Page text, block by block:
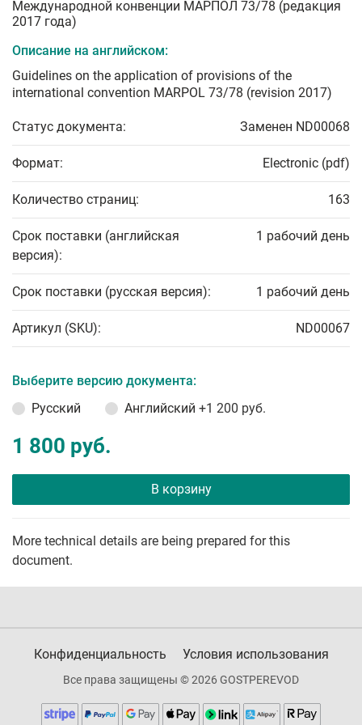
Международной конвенции МАРПОЛ 73/78 (редакция
2017 года)
Описание на английском:
Guidelines on the application of provisions of the
international convention MARPOL 73/78 (revision 2017)
Статус документа: Заменен ND00068
Формат: Electronic (pdf)
Количество страниц: 163
Срок поставки (английская
версия):
1 рабочий день
Срок поставки (русская версия): 1 рабочий день
Артикул (SKU): ND00067
Выберите версию документа:
Русский
Английский +1 200 руб.
1 800 руб.
В корзину
More technical details are being prepared for this
document.
Конфиденциальность Условия использования
Все права защищены © 2026 GOSTPEREVOD